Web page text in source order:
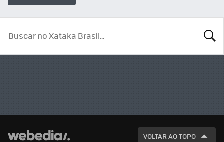
VOLTAR AO TOPO